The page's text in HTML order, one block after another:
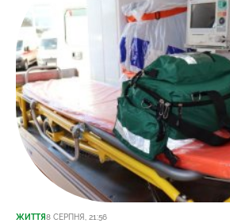
ЖИТТЯ8 СЕРПНЯ, 21:56